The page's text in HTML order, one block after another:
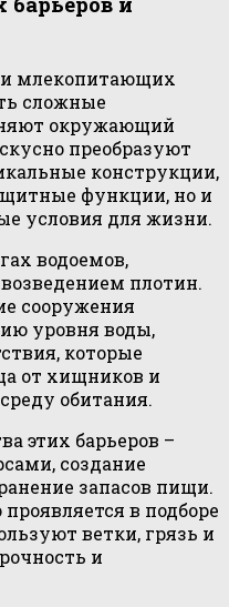
млекопитающих
сложные
окружающий
преобразуют
конструкции,
функции, но и
условия для жизни.
водоемов,
плотин.
сооружения
уровня воды,
которые
от хищников и
обитания.
этих барьеров –
создание
запасов пищи.
в подборе
ветки, грязь и
и